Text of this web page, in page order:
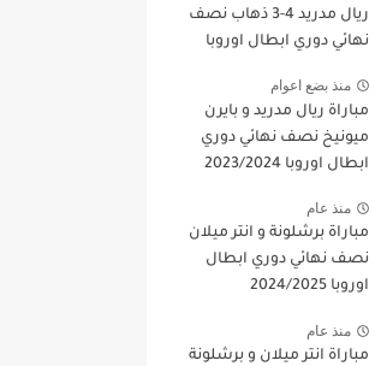
ريال مدريد 4-3 ذهاب نصف
نهائي دوري ابطال اوروبا
منذ بضع اعوام
مباراة ريال مدريد و بايرن
ميونيخ نصف نهائي دوري
ابطال اوروبا 2023/2024
منذ عام
مباراة برشلونة و انتر ميلان
نصف نهائي دوري ابطال
اوروبا 2024/2025
منذ عام
مباراة انتر ميلان و برشلونة